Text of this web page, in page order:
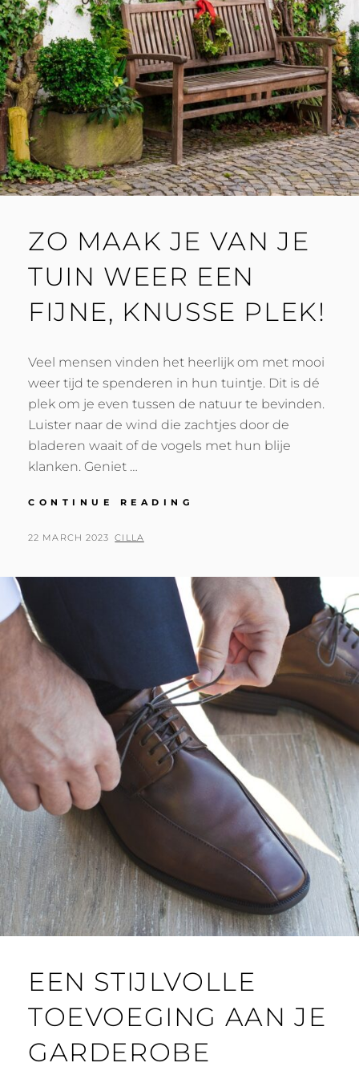
ZO MAAK JE VAN JE
TUIN WEER EEN
FIJNE, KNUSSE PLEK!
Veel mensen vinden het heerlijk om met mooi
weer tijd te spenderen in hun tuintje. Dit is dé
plek om je even tussen de natuur te bevinden.
Luister naar de wind die zachtjes door de
bladeren waait of de vogels met hun blije
klanken. Geniet …
CONTINUE READING
TUIN
WEER
EEN
FIJNE,
KNUSSE
PLEK!
POSTED
22 MARCH 2023 BY
CILLA
EEN STIJLVOLLE
TOEVOEGING AAN JE
GARDEROBE